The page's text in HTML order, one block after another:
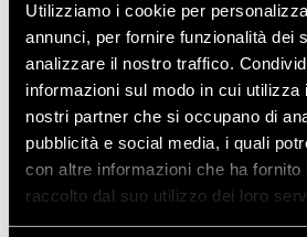
Utilizziamo i cookie per
annunci, per fornire funzionalità dei
analizzare il nostro traffico.
informazioni sul modo in cui utilizza
nostri partner che si occupano di
pubblicità e social media, i quali
con altre informazioni che ha fornito
raccolto dal suo utilizzo dei loro
NICHT ZU VERSÄUMEN
Entdecken Sie die
Zimmer...